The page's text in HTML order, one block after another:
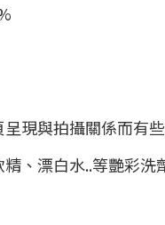
現與拍攝關係而有
、漂白水..等艷彩